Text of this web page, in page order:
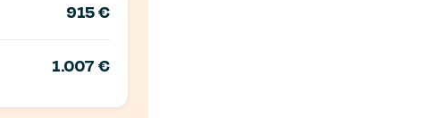
915 €
1.007 €